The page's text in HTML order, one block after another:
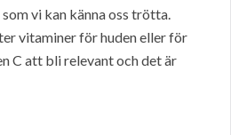
vi kan känna oss trötta.
vitaminer för huden eller för
C att bli relevant och det är